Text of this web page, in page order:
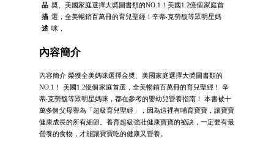
品
描
述
奬、美國家庭選擇大奬圖書類的NO.1！美國1.2億個家庭首
選，全美暢銷百萬冊的育兒聖經！辛蒂‧克勞馥等眾明星媽
咪，
內容簡介
內容簡介 榮獲全美媽咪選擇金奬、美國家庭選擇大奬圖書類的
NO.1！ 美國1.2億個家庭首選，全美暢銷百萬冊的育兒聖經！ 辛
蒂‧克勞馥等眾明星媽咪，都在參考的嬰幼兒營養指南！ 本書被十
萬多個父母譽為「超級育兒聖經」，因為這裡有哺育寶寶，讓寶寶
健康成長的所有細節。養育超級強壯健康寶寶的祕訣，一定要有最
營養的食物，才能讓寶寶吃的健康又營養。